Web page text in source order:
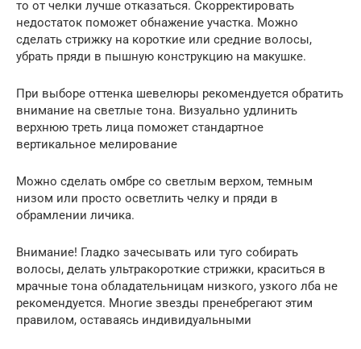
то от челки лучше отказаться. Скорректировать
недостаток поможет обнажение участка. Можно
сделать стрижку на короткие или средние волосы,
убрать пряди в пышную конструкцию на макушке.
При выборе оттенка шевелюры рекомендуется обратить
внимание на светлые тона. Визуально удлинить
верхнюю треть лица поможет стандартное
вертикальное мелирование
Можно сделать омбре со светлым верхом, темным
низом или просто осветлить челку и пряди в
обрамлении личика.
Внимание! Гладко зачесывать или туго собирать
волосы, делать ультракороткие стрижки, краситься в
мрачные тона обладательницам низкого, узкого лба не
рекомендуется. Многие звезды пренебрегают этим
правилом, оставаясь индивидуальными